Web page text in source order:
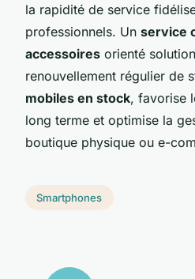
la rapidité de service
professionnels. Un service
accessoires orienté
renouvellement régulier de
mobiles en stock, favorise
long terme et optimise la
boutique physique ou e-
Smartphones